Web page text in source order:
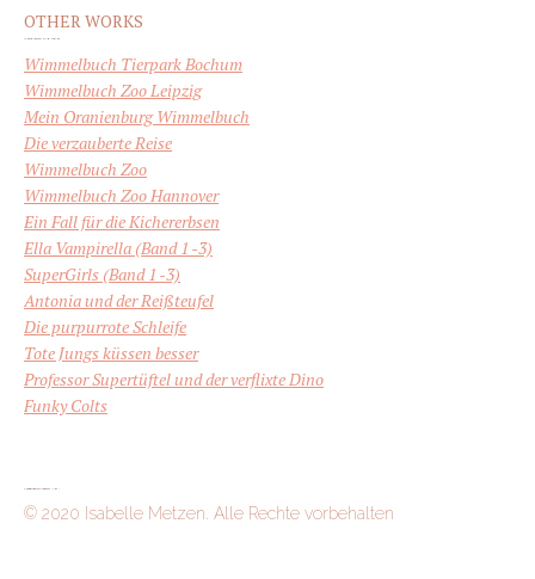
OTHER WORKS
Wimmelbuch Tierpark Bochum
Wimmelbuch Zoo Leipzig
Mein Oranienburg Wimmelbuch
Die verzauberte Reise
Wimmelbuch Zoo
Wimmelbuch Zoo Hannover
Ein Fall für die Kichererbsen
Ella Vampirella (Band 1 -3)
SuperGirls (Band 1 -3)
Antonia und der Reißteufel
Die purpurrote Schleife
Tote Jungs küssen besser
Professor Supertüftel und der verflixte Dino
Funky Colts
© 2020 Isabelle Metzen. Alle Rechte vorbehalten